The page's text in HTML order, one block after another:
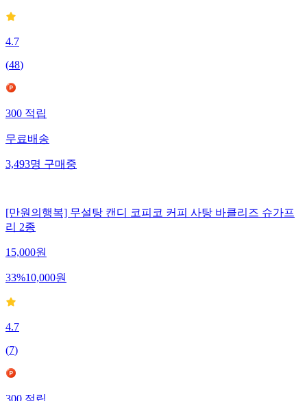
4.7
(48)
300 적립
무료배송
3,493명 구매중
[만원의행복] 무설탕 캔디 코피코 커피 사탕 바클리즈 슈가프
리 2종
15,000원
33%10,000원
4.7
(7)